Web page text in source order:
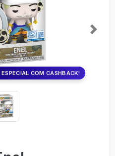
COM CASHBACK!
Next